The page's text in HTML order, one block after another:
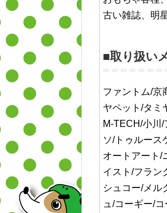
古い雑誌、明
■取り扱い
ファントム/京
ヤペット/タミ
M-TECH/小川
ソ/トゥルース
オートアート/
イスト/フラン
シュコー/メル
ュ/コーギー/